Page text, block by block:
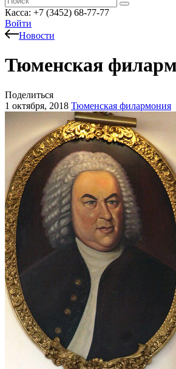
Касса: +7 (3452) 68-77-77
Войти
Новости
Тюменская
Поделиться
1 октября, 2018 Тюменская филармония